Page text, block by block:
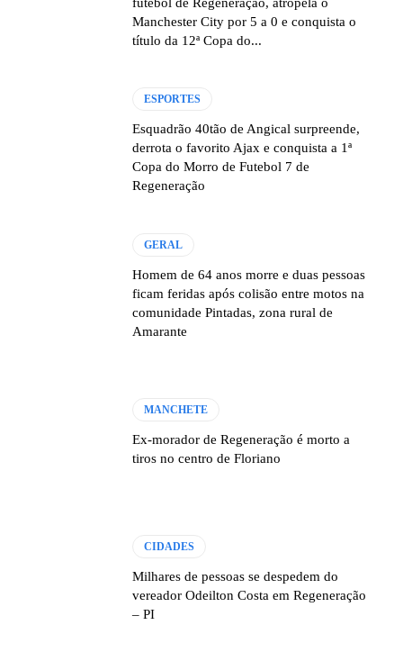
Manchester City por 5 a 0 e conquista o
título da 12ª Copa do...
ESPORTES
Esquadrão 40tão de Angical surpreende,
derrota o favorito Ajax e conquista a 1ª
Copa do Morro de Futebol 7 de
Regeneração
GERAL
Homem de 64 anos morre e duas pessoas
ficam feridas após colisão entre motos na
comunidade Pintadas, zona rural de
Amarante
MANCHETE
Ex-morador de Regeneração é morto a
tiros no centro de Floriano
CIDADES
Milhares de pessoas se despedem do
vereador Odeilton Costa em Regeneração
– PI